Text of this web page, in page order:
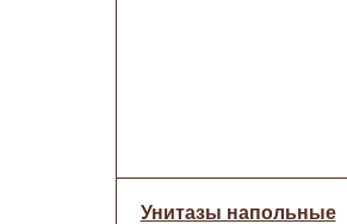
Унитазы напольные